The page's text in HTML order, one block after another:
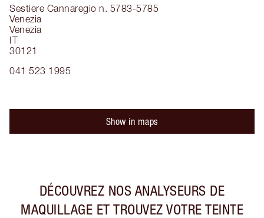
Sestiere Cannaregio n. 5783-5785
Venezia
Venezia
IT
30121
041 523 1995
Show in maps
DÉCOUVREZ NOS ANALYSEURS DE
MAQUILLAGE ET TROUVEZ VOTRE TEINTE